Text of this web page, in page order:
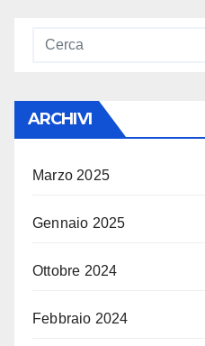
ARCHIVI
Marzo 2025
Gennaio 2025
Ottobre 2024
Febbraio 2024